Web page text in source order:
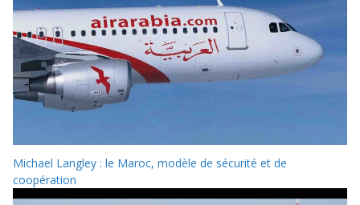
Michael Langley : le Maroc, modèle de sécurité et de
coopération